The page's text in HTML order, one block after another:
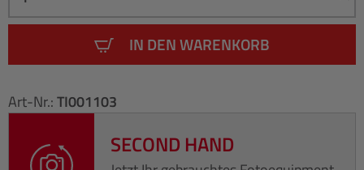
IN DEN WARENKORB
Art-Nr.:TI001103
SECOND HAND